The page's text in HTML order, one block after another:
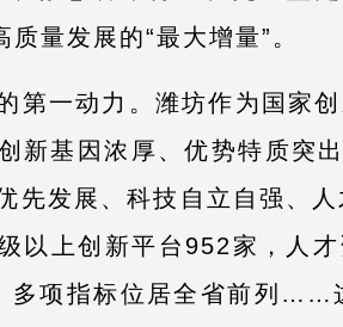
量发展的“最大增量”。
一动力。潍坊作为国家创
新基因浓厚、优势特质突
先发展、科技自立自强、
以上创新平台952家，人
多项指标位居全省前列……